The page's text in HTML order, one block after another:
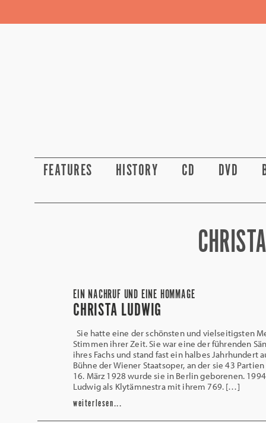
FEATURES HISTORY CD DVD
EIN NACHRUF UND EINE HOMMAGE
CHRISTA LUDWIG
Sie hatte eine der schönsten und vielseitigsten
Stimmen ihrer Zeit. Sie war eine der führenden
ihres Fachs und stand fast ein halbes Jahrhundert
Bühne der Wiener Staatsoper, an der sie 43
16. März 1928 wurde sie in Berlin geborenen.
Ludwig als Klytämnestra mit ihrem 769. […]
weiterlesen...